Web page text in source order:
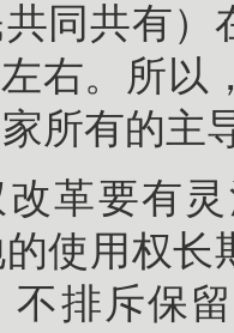
同共有
右。所
所有的主
革要有
使用权
不排斥保